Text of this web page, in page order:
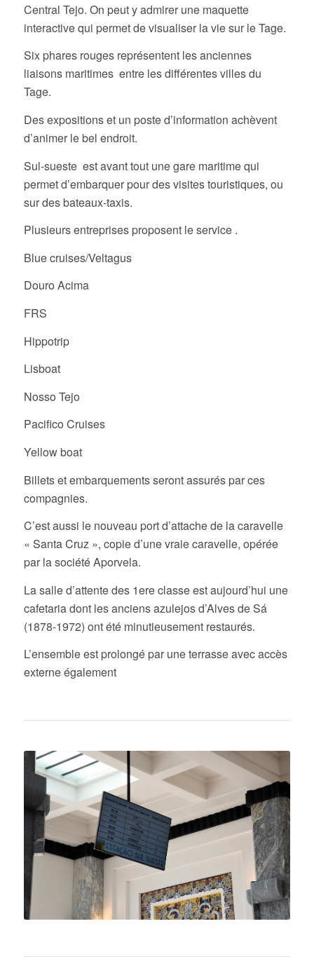
Central Tejo. On peut y admirer une maquette
interactive qui permet de visualiser la vie sur le Tage.
Six phares rouges représentent les anciennes
liaisons maritimes entre les différentes villes du
Tage.
Des expositions et un poste d’information achèvent
d’animer le bel endroit.
Sul-sueste est avant tout une gare maritime qui
permet d’embarquer pour des visites touristiques, ou
sur des bateaux-taxis.
Plusieurs entreprises proposent le service .
Blue cruises/Veltagus
Douro Acima
FRS
Hippotrip
Lisboat
Nosso Tejo
Pacifico Cruises
Yellow boat
Billets et embarquements seront assurés par ces
compagnies.
C’est aussi le nouveau port d’attache de la caravelle
« Santa Cruz », copie d’une vraie caravelle, opérée
par la société Aporvela.
La salle d’attente des 1ere classe est aujourd’hui une
cafetaria dont les anciens azulejos d’Alves de Sá
(1878-1972) ont été minutieusement restaurés.
L’ensemble est prolongé par une terrasse avec accès
externe également